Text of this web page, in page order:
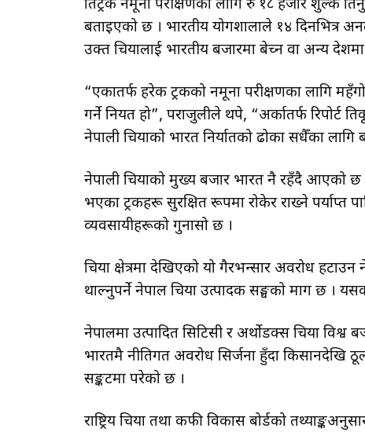
प्रतिट्रक नमूना परीक्षणका लागि रु १८ हजार शुल्क
बताइएको छ । भारतीय प्रयोगशालाले १४ दिनभित्र
उक्त चियालाई भारतीय बजारमा बेच्न वा अन्य
“एकातर्फ हरेक ट्रकको नमूना परीक्षणका लागि
गर्ने नियत हो”, पराजुलीले थपे, “अर्कातर्फ रिपोर्ट
नेपाली चियाको भारत निर्यातको ढोका सधैँका लागि
नेपाली चियाको मुख्य बजार भारत नै रहँदै आएको छ
भएका ट्रकहरू सुरक्षित रूपमा रोकेर राख्ने पर्याप्त
व्यवसायीहरूको गुनासो छ ।
चिया क्षेत्रमा देखिएको यो गैरभन्सार अवरोध
थाल्नुपर्ने नेपाल चिया उत्पादक सङ्घको माग छ ।
नेपालमा उत्पादित सिटिसी र अर्थोडक्स चिया विश्व
भारतमै नीतिगत अवरोध सिर्जना हुँदा किसानदेखि
सङ्कटमा परेको छ ।
राष्ट्रिय चिया तथा कफी विकास बोर्डको